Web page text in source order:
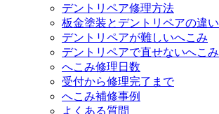
デントリペア修理方法
板金塗装とデントリペアの違い
デントリペアが難しいへこみ
デントリペアで直せないへこみ
へこみ修理日数
受付から修理完了まで
へこみ補修事例
よくある質問